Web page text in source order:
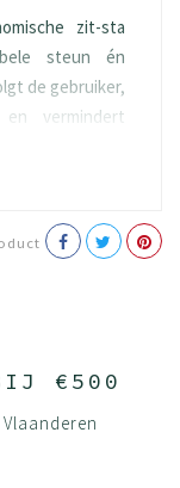
zit-sta
steun én
de gebruiker,
vermindert
€500